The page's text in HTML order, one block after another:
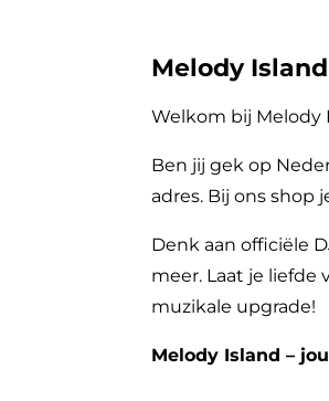
Melody
Welkom bij Melody
Ben jij gek op
adres. Bij ons
Denk aan officiële
meer. Laat je
muzikale upgrade!
Melody Island –